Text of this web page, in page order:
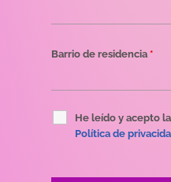
Barrio de residencia *
He leído y acepto
Política de